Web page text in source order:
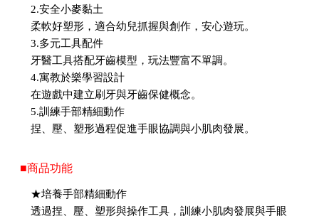
2.安全小麥黏土
柔軟好塑形，適合幼兒抓握與創作，安心遊玩。
3.多元工具配件
牙醫工具搭配牙齒模型，玩法豐富不單調。
4.寓教於樂學習設計
在遊戲中建立刷牙與牙齒保健概念。
5.訓練手部精細動作
捏、壓、塑形過程促進手眼協調與小肌肉發展。
■商品功能
★培養手部精細動作
透過捏、壓、塑形與操作工具，訓練小肌肉發展與手眼